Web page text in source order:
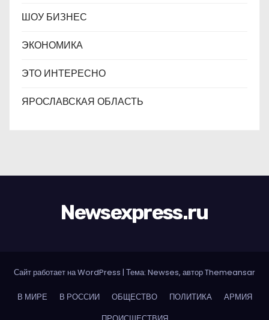
ШОУ БИЗНЕС
ЭКОНОМИКА
ЭТО ИНТЕРЕСНО
ЯРОСЛАВСКАЯ ОБЛАСТЬ
Newsexpress.ru
Сайт работает на WordPress | Тема: Newses, авторThemeansar
В МИРЕ В РОССИИ ОБЩЕСТВО ПОЛИТИКА
АРМИЯ